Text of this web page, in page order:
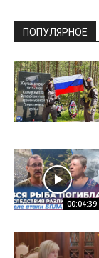
ПОПУЛЯРНОЕ
00:04:39